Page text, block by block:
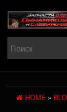
HOME »